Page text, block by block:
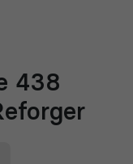
438